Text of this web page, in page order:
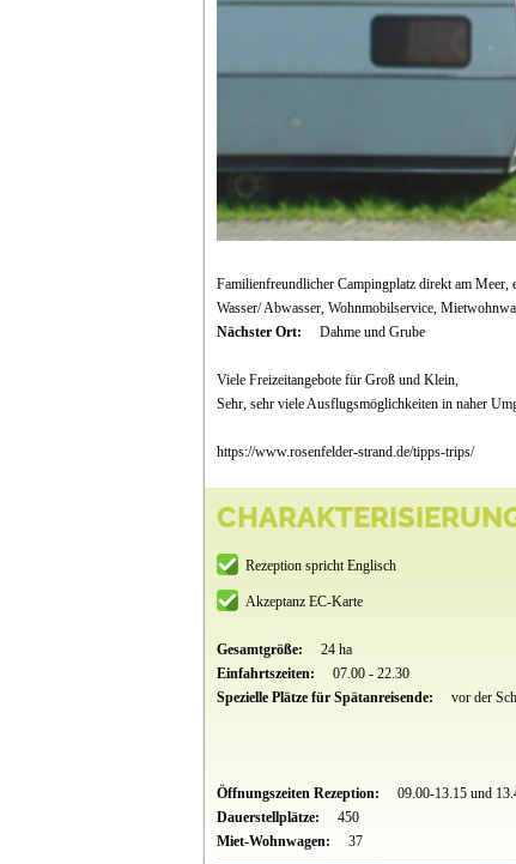
Familienfreundlicher Campingplatz direkt am Meer,
Wasser/ Abwasser, Wohnmobilservice,
Nächster Ort:
Dahme und Grube
Viele Freizeitangebote für Groß und Klein,
Sehr, sehr viele Ausflugsmöglichkeiten in naher
https://www.rosenfelder-strand.de/tipps-trips/
Rezeption spricht Englisch
Akzeptanz EC-Karte
Gesamtgröße: 24 ha
Einfahrtszeiten:
07.00 - 22.30
Spezielle Plätze für Spätanreisende:
vor der
Öffnungszeiten Rezeption:
09.00-13.15 und
Dauerstellplätze:
450
Miet-Wohnwagen:
37